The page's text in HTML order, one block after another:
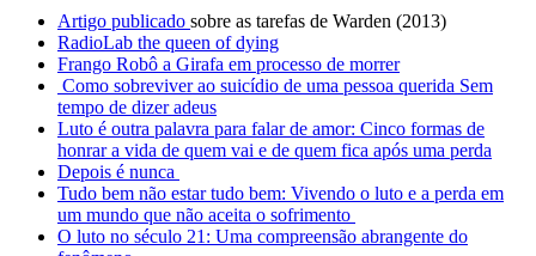
Artigo publicado sobre as tarefas de Warden (2013)
RadioLab the queen of dying
Frango Robô a Girafa em processo de morrer
Como sobreviver ao suicídio de uma pessoa querida Sem
tempo de dizer adeus
Luto é outra palavra para falar de amor: Cinco formas de
honrar a vida de quem vai e de quem fica após uma perda
Depois é nunca
Tudo bem não estar tudo bem: Vivendo o luto e a perda em
um mundo que não aceita o sofrimento
O luto no século 21: Uma compreensão abrangente do